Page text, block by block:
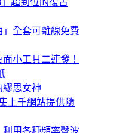
」全套可離線免費
小工具二連發！
繆思女神
集上千網站提供隨
利用各種頻率聲波